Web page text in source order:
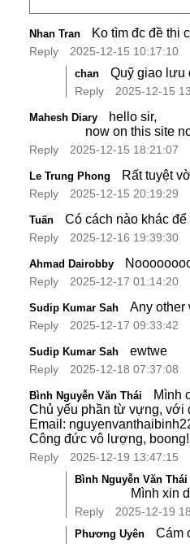
Nhan Tran Ko tìm đc đề thi
Reply 2025-12-15 10:17:10
chan Quỹ giao lưu
Reply 2025-12-15
Mahesh Diary
hello sir,
now on this site
Reply 2025-12-15 18:21:07
Le Trung Phong Rất tuyệt
Reply 2025-12-15 20:19:29
Tuấn Có cách nào khác
Reply 2025-12-16 19:39:30
Ahmad Dairobby
Reply 2025-12-17 01:14:20
Sudip Kumar Sah Any other
Reply 2025-12-17 09:33:42
Sudip Kumar Sah ewtwe
Reply 2025-12-18 07:37:08
Bình Nguyễn Văn Thái
Mình
Chủ yếu phần từ vựng, với
Email:
Công đức vô lượng, boong!
Reply 2025-12-19 13:47:15
Bình Nguyễn Văn Thái
Mình xin
Reply 2025-12-19
Phương Uyên Cám